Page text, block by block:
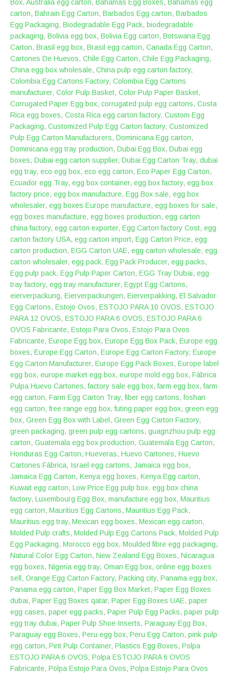
Box, Australia egg carton, Bahamas Egg Boxes, Bahamas egg
carton, Bahrain Egg Carton, Barbados Egg carton, Barbados
Egg Packaging, Biodegradable Egg Pack, biodegradable
packaging, Bolivia egg box, Bolivia Egg carton, Botswana Egg
Carton, Brasil egg box, Brasil egg carton, Canada Egg Carton,
Cartones De Huevos, Chile Egg Carton, Chile Egg Packaging,
China egg box wholesale, China pulp egg carton factory,
Colombia Egg Cartons Factory, Colombia Egg Cartons
manufacturer, Color Pulp Basket, Color Pulp Paper Basket,
Corrugated Paper Egg box, corrugated pulp egg cartons, Costa
Rica egg boxes, Costa Rica egg carton factory, Custom Egg
Packaging, Customized Pulp Egg Carton factory, Customized
Pulp Egg Carton Manufacturers, Dominicana Egg carton,
Dominicana egg tray production, Dubai Egg Box, Dubai egg
boxes, Dubai egg carton supplier, Dubai Egg Carton Tray, dubai
egg tray, eco egg box, eco egg carton, Eco Paper Egg Carton,
Ecuador egg Tray, egg box container, egg box factory, egg box
factory price, egg box manufacture, Egg Box sale, egg box
wholesaler, egg boxes Europe manufacture, egg boxes for sale,
egg boxes manufacture, egg boxes production, egg carton
china factory, egg carton exporter, Egg Carton factory Cost, egg
carton factory USA, egg carton import, Egg Carton Price, egg
carton production, EGG Carton UAE, egg carton wholesale, egg
carton wholesaler, egg pack, Egg Pack Producer, egg packs,
Egg pulp pack, Egg Pulp Paper Carton, EGG Tray Dubai, egg
tray factory, egg tray manufacturer, Egypt Egg Cartons,
eierverpackung, Eierverpackungen, Eierverpakking, El Salvador
Egg Cartons, Estojo Ovos, ESTOJO PARA 10 OVOS, ESTOJO
PARA 12 OVOS, ESTOJO PARA 6 OVOS, ESTOJO PARA 6
OVOS Fabricante, Estojo Para Ovos, Estojo Para Ovos
Fabricante, Europe Egg box, Europe Egg Box Pack, Europe egg
boxes, Europe Egg Carton, Europe Egg Carton Factory, Europe
Egg Carton Manufacturer, Europe Egg Pack Boxes, Europe label
egg box, europe market egg box, europe mold egg box, Fábrica
Pulpa Huevo Cartones,factory sale egg box,farm egg box,farm
egg carton, Farm Egg Carton Tray,fiber egg cartons,foshan
egg carton,free range egg box,futing paper egg box, green egg
box, Green Egg Box with Label , Green Egg Carton Factory,
green packaging, green pulp egg cartons, guagnzhou pulp egg
carton, Guatemala egg box production, Guatemala Egg Carton,
Honduras Egg Carton, Hueveras, Huevo Cartones, Huevo
Cartones Fábrica, Israel egg cartons, Jamaica egg box,
Jamaica Egg Carton, Kenya egg boxes, Kenya Egg carton,
Kuwait egg carton, Low Price Egg pulp box. egg box china
factory, Luxembourg Egg Box, manufacture egg box, Mauritius
egg carton, Mauritius Egg Cartons, Mauritius Egg Pack,
Mauritius egg tray, Mexican egg boxes, Mexican egg carton,
Molded Pulp crafts, Molded Pulp Egg Cartons Pack, Molded Pulp
Egg Packaging, Morocco egg box, Moulded fibre egg packaging,
Natural Color Egg Carton, New Zealand Egg Boxes, Nicaragua
egg boxes, Nigeria egg tray, Oman Egg box, online egg boxes
sell , Orange Egg Carton Factory, Packing city, Panama egg box,
Panama egg carton, Paper Egg Box Market, Paper Egg Boxes
dubai, Paper Egg Boxes qatar, Paper Egg Boxes UAE, paper
egg cases, paper egg packs, Paper Pulp Egg Packs, paper pulp
egg tray dubai, Paper Pulp Shoe Inserts, Paraguay Egg Box,
Paraguay egg Boxes, Peru egg box, Peru Egg Carton, pink pulp
egg carton, Pint Pulp Container, Plastics Egg Boxes, ‎Polpa
ESTOJO PARA 6 OVOS, Polpa ESTOJO PARA 6 OVOS
Fabricante, Polpa Estojo Para Ovos, Polpa Estojo Para Ovos